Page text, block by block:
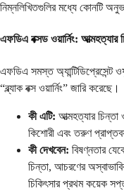
নিম্নলিখিতগুলির মধ্যে কোনটি
এফডিএ বক্সড ওয়ার্নিং:
এফডিএ সমস্ত অ্যান্টিডিপ্রেসেন্ট
“ব্ল্যাক বক্স ওয়ার্নিং” জারি করেছে।
কী এটি: আত্মহত্যার
কিশোরী এবং তরুণ
কী দেখবেন: বিষণ্নতার
চিন্তা, আচরণের
চিকিৎসার প্রথম কয়েক